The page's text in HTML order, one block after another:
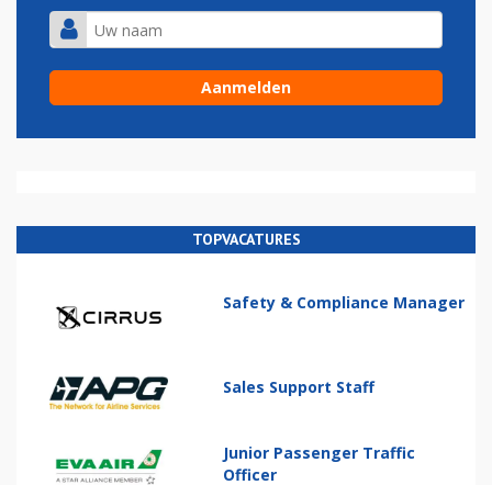
TOPVACATURES
Safety & Compliance Manager
Sales Support Staff
Junior Passenger Traffic
Officer